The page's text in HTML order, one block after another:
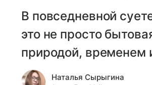
В повседневной
это не просто
природой, временем
Наталья Сырыгина